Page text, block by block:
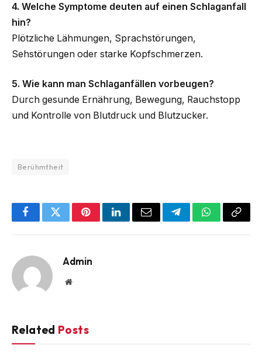
4. Welche Symptome deuten auf einen Schlaganfall
hin?
Plötzliche Lähmungen, Sprachstörungen,
Sehstörungen oder starke Kopfschmerzen.
5. Wie kann man Schlaganfällen vorbeugen?
Durch gesunde Ernährung, Bewegung, Rauchstopp
und Kontrolle von Blutdruck und Blutzucker.
Berühmtheit
FacebookTwitterPinterestLinkedInEmail TelegramWhatsApp
Copy
Admin
Website
Related Posts